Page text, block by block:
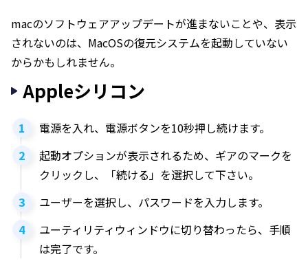
macのソフトウェアアップデートが進まないことや、表示
されないのは、MacOSの復元システムを起動していない
からかもしれません。
Appleシリコン
電源を入れ、電源ボタンを10秒押し続けます。
起動オプションが表示されるため、ギアのマークを
クリックし、「続ける」を選択して下さい。
ユーザーを選択し、パスワードを入力します。
ユーティリティウィンドウに切り替わったら、手順
は完了です。